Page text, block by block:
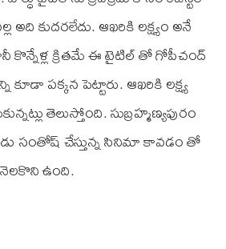
అది కుదరలేదు. ఆఖరికి లక్ష్యం అనే
కొన్నేళ్ల క్రితమే ఈ టైటిల్ తో గోపీచంద్
పక్కన పెట్టారు. ఆఖరికి లక్ష్య
తెలుస్తోంది. సుబ్రహ్మణ్యపురం
సంతోష్ చేస్తున్న సినిమా కావడం తో
ఉంది.